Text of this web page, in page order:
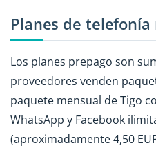
Planes de
Los planes prepago son
proveedores venden
paquete mensual de Tigo
WhatsApp y Facebook
(aproximadamente 4,50